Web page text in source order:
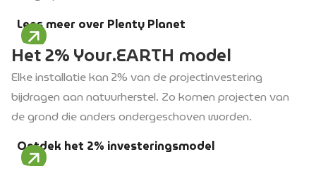
Lees meer over Plenty Planet
Het 2% Your.EARTH model
Elke installatie kan 2% van de projectinvestering
bijdragen aan natuurherstel. Zo komen projecten van
de grond die anders ondergeschoven worden.
Ontdek het 2% investeringsmodel